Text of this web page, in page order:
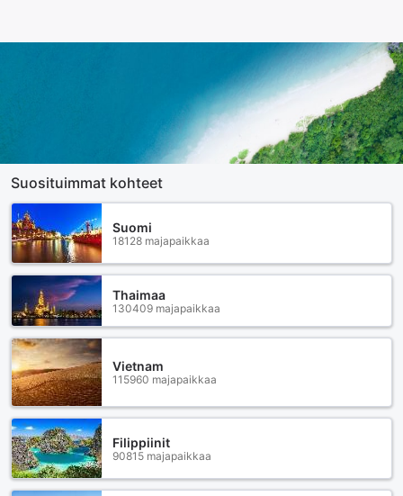
Suosituimmat kohteet
Suomi
18128 majapaikkaa
Thaimaa
130409 majapaikkaa
Vietnam
115960 majapaikkaa
Filippiinit
90815 majapaikkaa